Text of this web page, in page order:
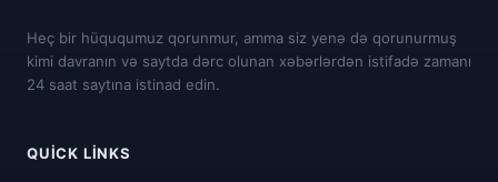
Heç bir hüququmuz qorunmur, amma siz yenə də qorunurmuş
kimi davranın və saytda dərc olunan xəbərlərdən istifadə zamanı
24 saat saytına istinad edin.
QUICK LINKS